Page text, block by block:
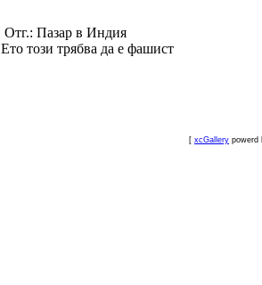
Отг.: Пазар в Индия
Ето този трябва да е фашист
[ xcGallery